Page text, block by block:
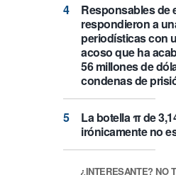
Responsables de
respondieron a
periodísticas con
acoso que ha
56 millones de
condenas de
La botella π de
irónicamente no
¿INTERESANTE? NO